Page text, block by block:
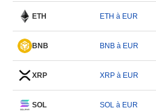
ETH ETH à EUR
BNB BNB à EUR
XRP XRP à EUR
SOL SOL à EUR